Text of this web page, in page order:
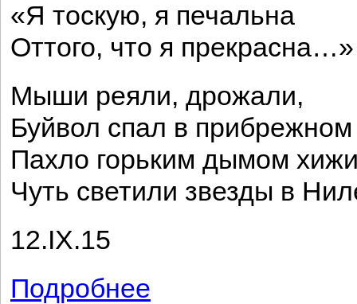
«Я тоскую, я печальна
Оттого, что я прекрасна…»
Мыши реяли, дрожали,
Буйвол спал в
Пахло горьким дымом
Чуть светили звезды в
12.IX.15
Подробнее